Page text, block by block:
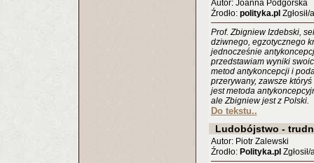
Autor: Joanna Podgórska
Źrodło: polityka.pl Zgłosił/
Prof. Zbigniew Izdebski,
dziwnego, egzotycznego
jednocześnie
przedstawiam wyniki
metod antykoncepcji i
przerywany, zawsze
jest metoda
ale Zbigniew jest z Polski.
Do tekstu..
Ludobójstwo -
Autor: Piotr Zalewski
Źrodło: Polityka.pl